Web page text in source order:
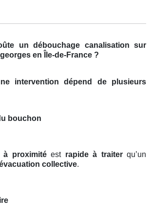
un débouchage canalisation sur
en Île-de-France ?
intervention dépend de plusieurs
bouchon
à proximitéest rapide à traiterqu’un
collective.